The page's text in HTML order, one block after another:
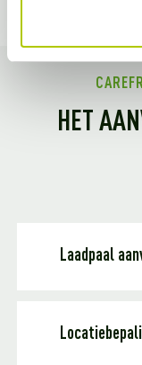
HET
Laadpaal